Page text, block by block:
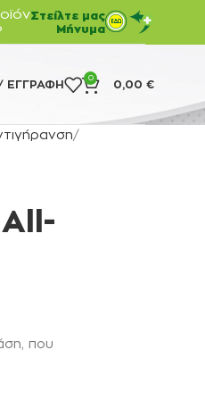
Στείλτε μας
Μήνυμα
ΕΓΓΡΑΦΉ
0
0,00 €
που